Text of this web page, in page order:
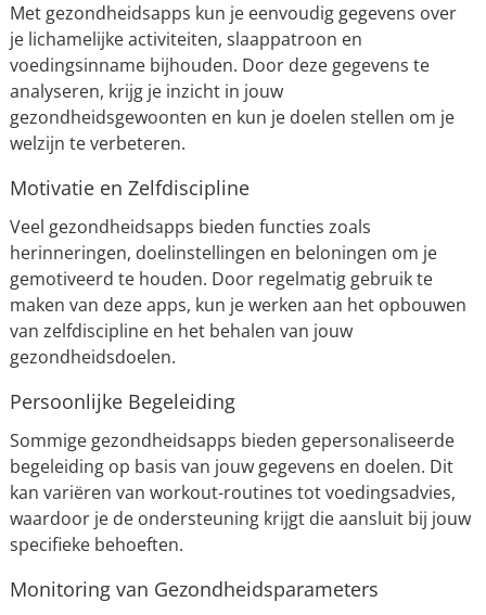
Met gezondheidsapps kun je eenvoudig gegevens over
je lichamelijke activiteiten, slaappatroon en
voedingsinname bijhouden. Door deze gegevens te
analyseren, krijg je inzicht in jouw
gezondheidsgewoonten en kun je doelen stellen om je
welzijn te verbeteren.
Motivatie en Zelfdiscipline
Veel gezondheidsapps bieden functies zoals
herinneringen, doelinstellingen en beloningen om je
gemotiveerd te houden. Door regelmatig gebruik te
maken van deze apps, kun je werken aan het opbouwen
van zelfdiscipline en het behalen van jouw
gezondheidsdoelen.
Persoonlijke Begeleiding
Sommige gezondheidsapps bieden gepersonaliseerde
begeleiding op basis van jouw gegevens en doelen. Dit
kan variëren van workout-routines tot voedingsadvies,
waardoor je de ondersteuning krijgt die aansluit bij jouw
specifieke behoeften.
Monitoring van Gezondheidsparameters